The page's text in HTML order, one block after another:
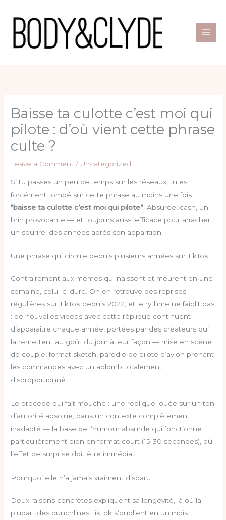
content
Baisse ta culotte c’est moi qui
pilote : d’où vient cette phrase
culte ?
Leave a Comment / Uncategorized
Si tu passes un peu de temps sur les réseaux, tu es
forcément tombé sur cette phrase au moins une fois :
“baisse ta culotte c’est moi qui pilote” . Absurde, cash, un
brin provocante — et toujours aussi efficace pour arracher
un sourire, des années après son apparition.
Une phrase qui circule depuis plusieurs années sur TikTok
Contrairement aux mèmes qui naissent et meurent en une
semaine, celui-ci dure. On en retrouve des reprises
régulières sur TikTok depuis 2022, et le rythme ne faiblit pas
: de nouvelles vidéos avec cette réplique continuent
d’apparaître chaque année, portées par des créateurs qui
la remettent au goût du jour à leur façon — mise en scène
de couple, format sketch, parodie de pilote d’avion prenant
les commandes avec un aplomb totalement
disproportionné.
Le procédé qui fait mouche : une réplique jouée sur un ton
d’autorité absolue, dans un contexte complètement
inadapté — la base de l’humour absurde qui fonctionne
particulièrement bien en format court (15-30 secondes), où
l’effet de surprise doit être immédiat.
Pourquoi elle n’a jamais vraiment disparu
Deux raisons concrètes expliquent sa longévité, là où la
plupart des punchlines TikTok s’oublient en un mois :